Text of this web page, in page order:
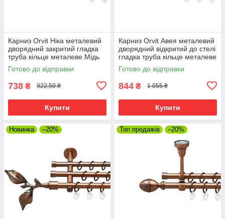
Карниз Orvit Ніка металевий
дворядний закритий гладка
труба кільце металеве Мідь
16\16 мм 120 см (00-
00019915)
Готово до відправки
738 ₴ 922,50 ₴
Купити
Карниз Orvit Авея металевий
дворядний відкритий до стелі
гладка труба кільце металеве
Мідь 16\16 мм 120 см (00-
00020021)
Готово до відправки
844 ₴ 1 055 ₴
Купити
Новинка –20% Топ продажів –20%